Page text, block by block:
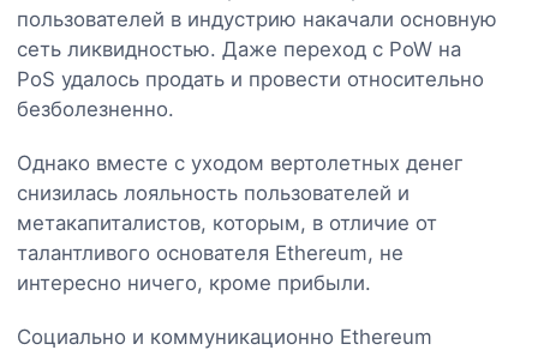
пользователей в индустрию накачали основную
сеть ликвидностью. Даже переход с PoW на
PoS удалось продать и провести относительно
безболезненно.
Однако вместе с уходом вертолетных денег
снизилась лояльность пользователей и
метакапиталистов, которым, в отличие от
талантливого основателя Ethereum, не
интересно ничего, кроме прибыли.
Социально и коммуникационно Ethereum